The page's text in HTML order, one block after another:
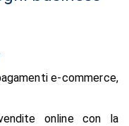
e-commerce,
online con la